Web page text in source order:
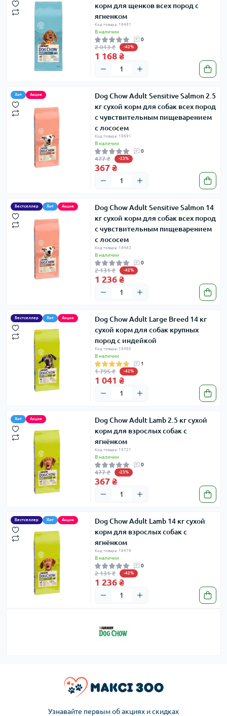
корм для щенков всех пород с
ягненком
Код товара: 18481
В наличии
0
2 013 ₴ -42%
1 168 ₴
Хит Акция
Dog Chow Adult Sensitive Salmon 2.5
кг сухой корм для собак всех пород
с чувствительным пищеварением
с лососем
Код товара: 19691
В наличии
0
477 ₴ -23%
367 ₴
Бестселлер Хит Акция
Dog Chow Adult Sensitive Salmon 14
кг сухой корм для собак всех пород
с чувствительным пищеварением
с лососем
Код товара: 18483
В наличии
0
2 131 ₴ -42%
1 236 ₴
Бестселлер Хит Акция
Dog Chow Adult Large Breed 14 кг
сухой корм для собак крупных
пород с индейкой
Код товара: 18480
В наличии
1
1 795 ₴ -42%
1 041 ₴
Хит Акция
Dog Chow Adult Lamb 2.5 кг сухой
корм для взрослых собак с
ягнёнком
Код товара: 19721
В наличии
0
477 ₴ -23%
367 ₴
Бестселлер Хит Акция
Dog Chow Adult Lamb 14 кг сухой
корм для взрослых собак с
ягнёнком
Код товара: 18479
В наличии
0
2 131 ₴ -42%
1 236 ₴
Узнавайте первым об акциях и скидках